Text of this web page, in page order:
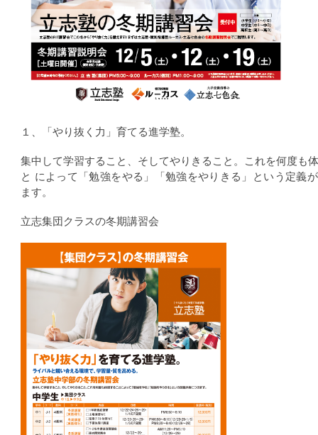
１、「やり抜く力」育てる進学塾。
集中して学習すること、そしてやりきること。これを何度も
と によって「勉強をやる」「勉強をやりきる」という定義
ます。
立志集団クラスの冬期講習会